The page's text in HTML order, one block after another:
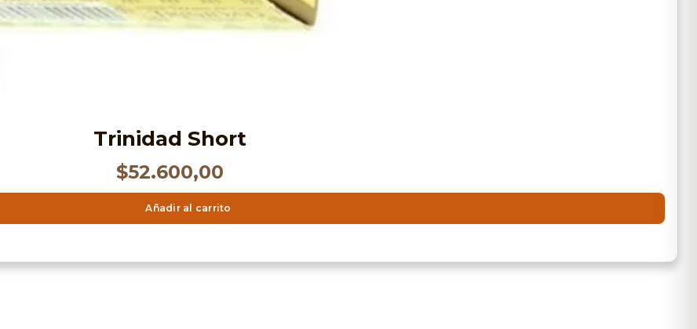
Trinidad Short
$52.600,00
Añadir al carrito